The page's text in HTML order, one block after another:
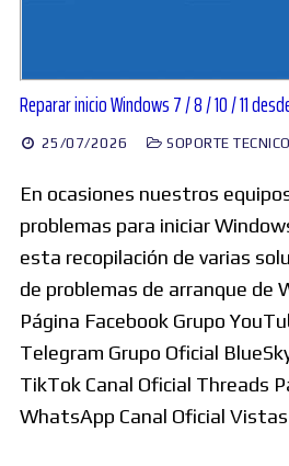
Reparar inicio Windows 7 / 8 / 10 / 11
25/07/2026 SOPORTE TECNICO
En ocasiones nuestros
problemas para iniciar
esta recopilación de varias
de problemas de arranque de
Página Facebook Grupo
Telegram Grupo Oficial
TikTok Canal Oficial Threads
WhatsApp Canal Oficial